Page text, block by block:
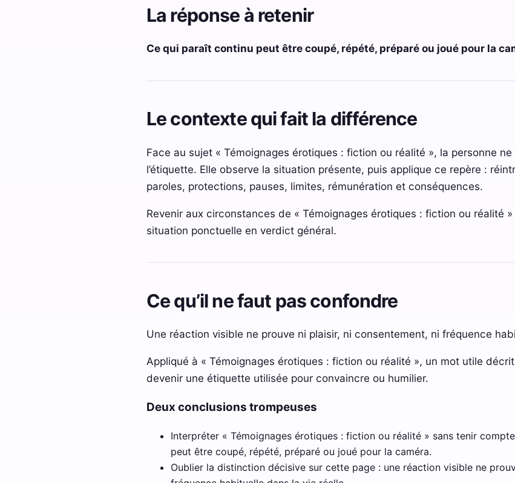
La réponse à retenir
Ce qui paraît continu peut être coupé, répété, préparé ou joué pour la
Le contexte qui fait la différence
Face au sujet « Témoignages érotiques : fiction ou réalité », la personne
l’étiquette. Elle observe la situation présente, puis applique ce repère :
paroles, protections, pauses, limites, rémunération et conséquences.
Revenir aux circonstances de « Témoignages érotiques : fiction ou réalité
situation ponctuelle en verdict général.
Ce qu’il ne faut pas confondre
Une réaction visible ne prouve ni plaisir, ni consentement, ni fréquence
Appliqué à « Témoignages érotiques : fiction ou réalité », un mot utile
devenir une étiquette utilisée pour convaincre ou humilier.
Deux conclusions trompeuses
Interpréter « Témoignages érotiques : fiction ou réalité » sans tenir
peut être coupé, répété, préparé ou joué pour la caméra.
Oublier la distinction décisive sur cette page : une réaction visible ne